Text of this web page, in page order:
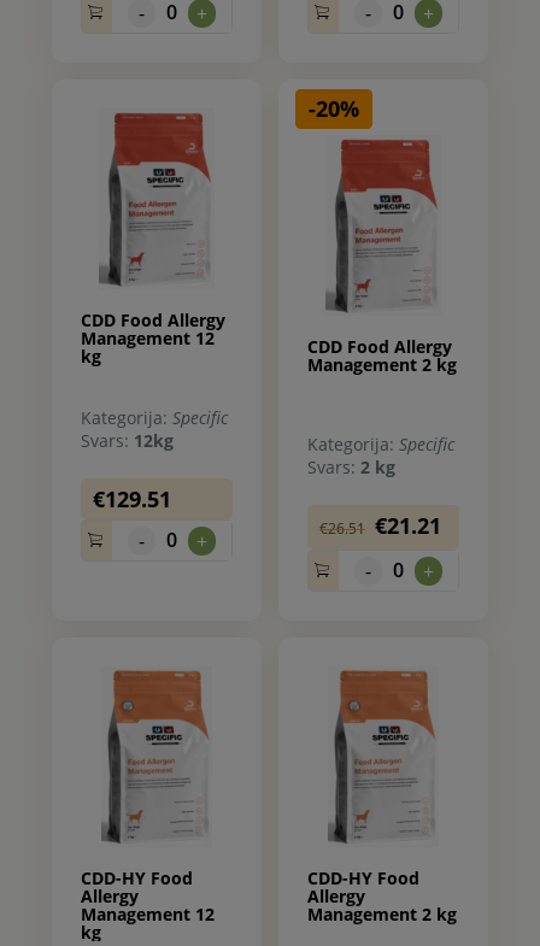
- 0 + - 0 +
CDD Food Allergy
Management 12
kg
Kategorija: Specific
Svars: 12kg
€129.51
- 0 +
-20%
CDD Food Allergy
Management 2 kg
Kategorija: Specific
Svars: 2 kg
€26.51 €21.21
- 0 +
CDD-HY Food
Allergy
Management 12
kg
CDD-HY Food
Allergy
Management 2 kg